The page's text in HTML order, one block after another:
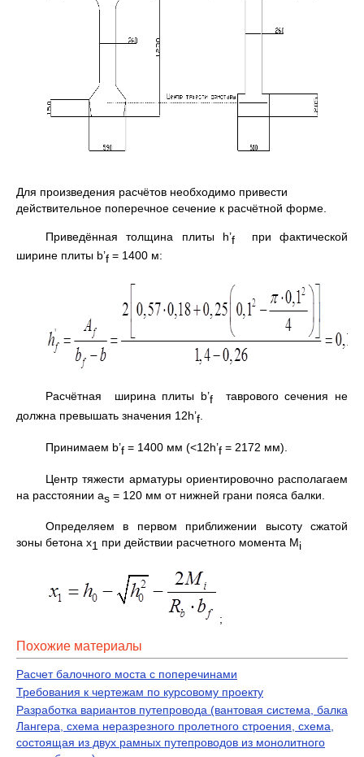
Для произведения расчётов необходимо привести
действительное поперечное сечение к расчётной форме.
Приведённая толщина плиты h’f
при фактической
ширине плиты b’f = 1400 м:
Расчётная ширина плиты b’f
таврового сечения не
должна превышать значения 12h’f
Принимаем b’f = 1400 мм (<12h’f = 2172 мм).
Центр тяжести арматуры ориентировочно располагаем
на расстоянии аs = 120 мм от нижней грани пояса балки.
Определяем в первом приближении высоту сжатой
зоны бетона х1 при действии расчетного момента Мi
;
Похожие материалы
Расчет балочного моста с поперечинами
Требования к чертежам по курсовому проекту
Разработка вариантов путепровода (вантовая система, балка
Лангера, схема неразрезного пролетного строения, схема,
состоящая из двух рамных путепроводов из монолитного